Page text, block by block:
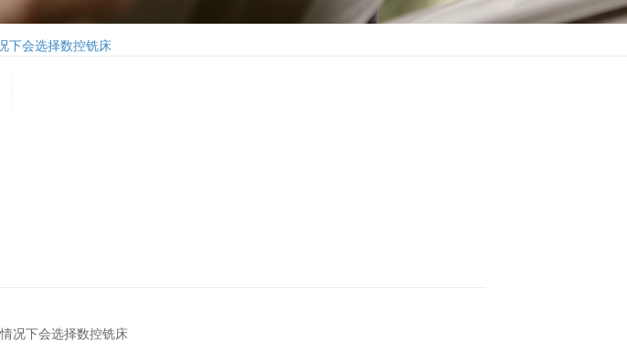
下会选择数控铣床
况下会选择数控铣床